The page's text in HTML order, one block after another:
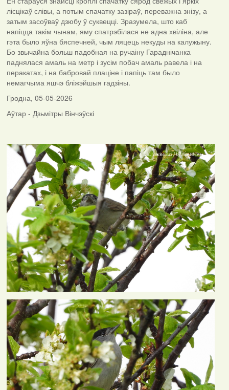
лісцікаў слівы, а потым спачатку зазіраў, переважна знізу, а
затым засоўваў дзюбу ў суквецці. Зразумела, што каб
напіцца такім чынам, яму спатрэбілася не адна хвіліна, але
гэта было яўна бяспечней, чым ляцець некуды на калужыну.
Бо звычайна больш падобная на ручаіну Гараднічанка
паднялася амаль на метр і зусім побач амаль равела і на
перакатах, і на бабровай плаціне і папіць там было
немагчыма яшчэ бліжэйшыя гадзіны.
Гродна, 05-05-2026
Аўтар - Дзьмітры Вінчэўскі